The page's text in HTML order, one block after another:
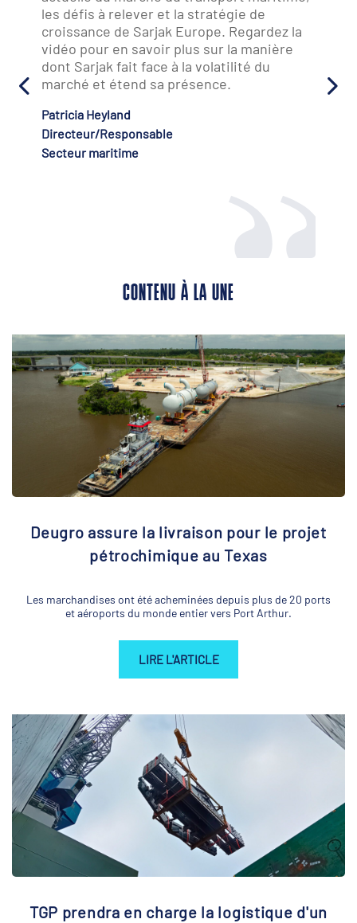
technologie transforme les opérations de
transport maritime. « L'IA et
l'automatisation ne sont pas de simples
mots à la mode ; elles sont indispensables
pour gérer les tâches routinières et
Alexander Varavenko
Fondateur
CONTENU À LA UNE
Deugro assure la livraison pour le projet
pétrochimique au Texas
Les marchandises ont été acheminées depuis plus de 20 ports
et aéroports du monde entier vers Port Arthur.
LIRE L'ARTICLE
TGP prendra en charge la logistique d'un